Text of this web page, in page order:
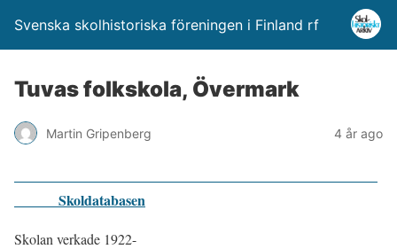
Svenska skolhistoriska föreningen i Finland rf
Tuvas folkskola, Övermark
Martin Gripenberg 4 år ago
Skoldatabasen
Skolan verkade 1922-